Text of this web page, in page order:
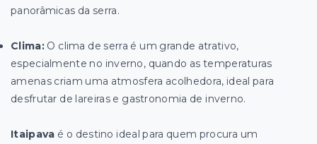
panorâmicas da serra.
Clima:O clima de serra é um grande atrativo,
especialmente no inverno, quando as temperaturas
amenas criam uma atmosfera acolhedora, ideal para
desfrutar de lareiras e gastronomia de inverno.
Itaipava é o destino ideal para quem procura um